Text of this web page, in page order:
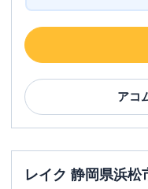
アコ
レイク 静岡県浜松